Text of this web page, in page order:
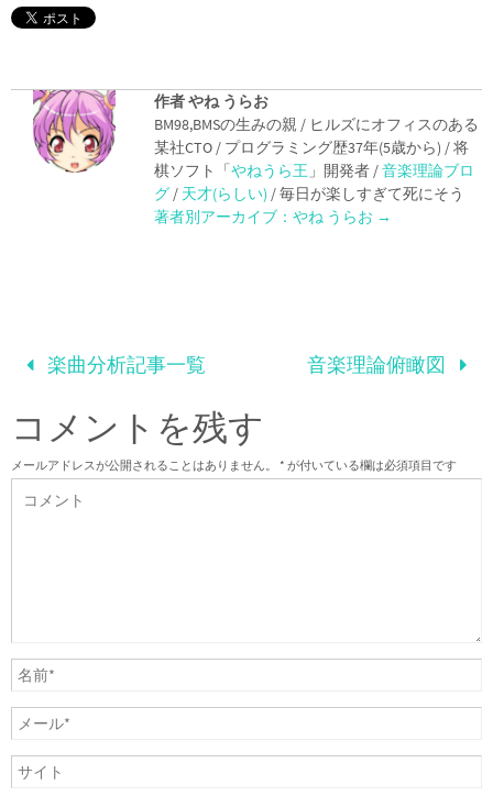
作者 やね うらお
BM98,BMSの生みの親 / ヒルズにオフィスのある
某社CTO / プログラミング歴37年(5歳から) / 将
棋ソフト「やねうら王 」開発者 /音楽理論ブロ
グ / 天才(らしい) / 毎日が楽しすぎて死にそう
著者別アーカイブ：やね うらお →
楽曲分析記事一覧 音楽理論俯瞰図
コメントを残す
メールアドレスが公開されることはありません。 * が付いている欄は必須項目です